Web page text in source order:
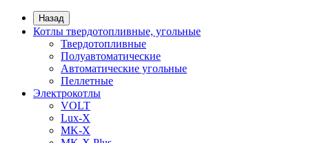
Назад
Котлы твердотопливные, угольные
Твердотопливные
Полуавтоматические
Автоматические угольные
Пеллетные
Электрокотлы
VOLT
Lux-X
MK-X